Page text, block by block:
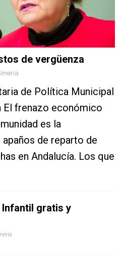
de vergüenza
de Política Municipal
El frenazo económico
es la
de reparto de
en Andalucía. Los que
Infantil gratis y